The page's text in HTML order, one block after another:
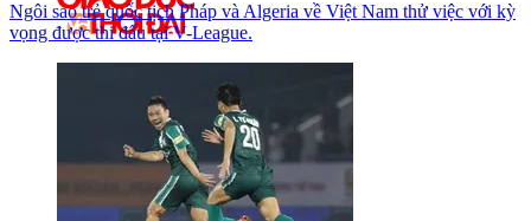
Ngôi sao trẻ quốc tịch Pháp và Algeria về Việt Nam thử việc với kỳ
vọng được thi đấu tại V-League.